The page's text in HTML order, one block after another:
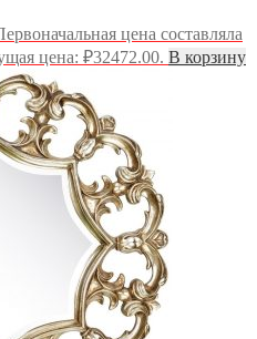
цена составляла
цена: ₽32472.00. В корзину